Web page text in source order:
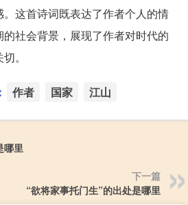
这首诗词既表达了作者个人的情
社会背景，展现了作者对时代的
。
作者 国家 江山
哪里
下一篇
“欲将家事托门生”的出处是哪里